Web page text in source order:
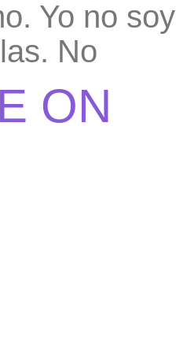
Yo no soy
No
ON